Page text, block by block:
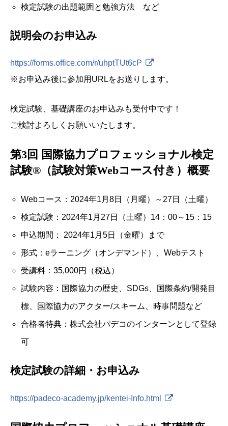
検定試験の出題範囲と勉強方法 など
説明会のお申込み
https://forms.office.com/r/uhptTUt6cP
※お申込み後に参加用URLをお送りします。
検定試験、基礎講座のお申込みも受付中です！
ご検討よろしくお願いいたします。
第3回 国際協力プロフェッショナル検定
試験®︎（試験対策Webコース付き）概要
Webコース：2024年1月8日（月曜）～27日（土曜）
検定試験：2024年1月27日（土曜）14：00～15：15
申込期間： 2024年1月5日（金曜）まで
形式：eラーニング（オンデマンド）、Webテスト
受講料：35,000円（税込）
試験内容：国際協力の歴史、SDGs、国際条約/開発目
標、国際協力のアクター/スキーム、時事問題など
合格者特典：株式会社パデコのインターンとして登録
可
検定試験の詳細・お申込み
https://padeco-academy.jp/kentei-Info.html